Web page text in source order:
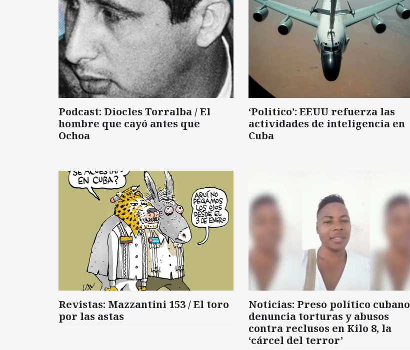
Podcast: Diocles Torralba / El
hombre que cayó antes que
Ochoa
‘Politico’: EEUU refuerza las
actividades de inteligencia en
Cuba
Revistas: Mazzantini 153 / El toro
por las astas
Noticias: Preso político cubano
denuncia torturas y abusos
contra reclusos en Kilo 8, la
‘cárcel del terror’